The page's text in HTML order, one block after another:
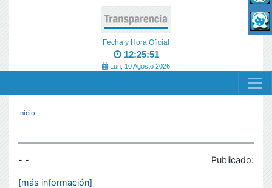
Fecha y Hora Oficial
12:25:51
Lun, 10 Agosto 2026
MENÚ RESPONSIVE
Inicio -
- - Publicado:
[más información]